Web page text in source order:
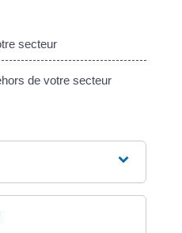
secteur
de votre secteur